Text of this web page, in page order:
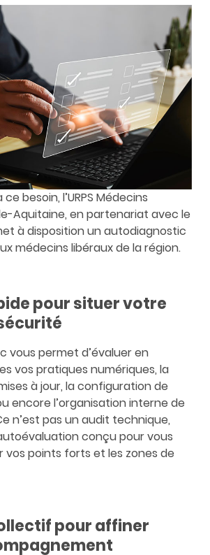
besoin, l’URPS Médecins
Aquitaine, en partenariat avec le
à disposition un autodiagnostic
médecins libéraux de la région.
pour situer votre
vous permet d’évaluer en
vos pratiques numériques, la
à jour, la configuration de
encore l’organisation interne de
n’est pas un audit technique,
conçu pour vous
vos points forts et les zones de
pour affiner